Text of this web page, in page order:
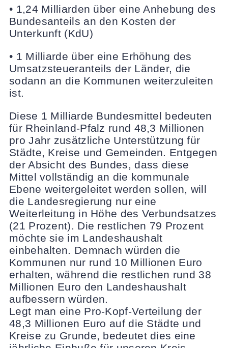
• 1,24 Milliarden über eine Anhebung des
Bundesanteils an den Kosten der
Unterkunft (KdU)
• 1 Milliarde über eine Erhöhung des
Umsatzsteueranteils der Länder, die
sodann an die Kommunen weiterzuleiten
ist.
Diese 1 Milliarde Bundesmittel bedeuten
für Rheinland-Pfalz rund 48,3 Millionen
pro Jahr zusätzliche Unterstützung für
Städte, Kreise und Gemeinden. Entgegen
der Absicht des Bundes, dass diese
Mittel vollständig an die kommunale
Ebene weitergeleitet werden sollen, will
die Landesregierung nur eine
Weiterleitung in Höhe des Verbundsatzes
(21 Prozent). Die restlichen 79 Prozent
möchte sie im Landeshaushalt
einbehalten. Demnach würden die
Kommunen nur rund 10 Millionen Euro
erhalten, während die restlichen rund 38
Millionen Euro den Landeshaushalt
aufbessern würden.
Legt man eine Pro-Kopf-Verteilung der
48,3 Millionen Euro auf die Städte und
Kreise zu Grunde, bedeutet dies eine